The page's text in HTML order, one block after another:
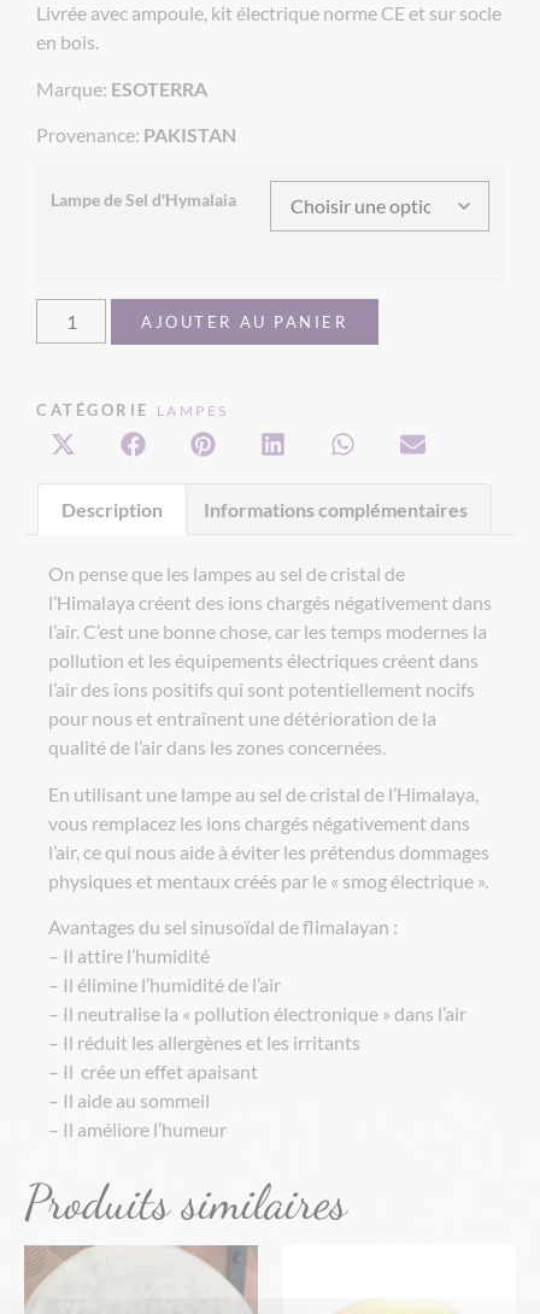
Livrée avec ampoule, kit électrique norme CE et sur socle
en bois.
Marque: ESOTERRA
Provenance: PAKISTAN
Lampe de Sel d'Hymalaia
AJOUTER AU PANIER
CATÉGORIE LAMPES
Description Informations complémentaires
On pense que les lampes au sel de cristal de
l’Himalaya créent des ions chargés négativement dans
l’air. C’est une bonne chose, car les temps modernes la
pollution et les équipements électriques créent dans
l’air des ions positifs qui sont potentiellement nocifs
pour nous et entraînent une détérioration de la
qualité de l’air dans les zones concernées.
En utilisant une lampe au sel de cristal de l’Himalaya,
vous remplacez les ions chargés négativement dans
l’air, ce qui nous aide à éviter les prétendus dommages
physiques et mentaux créés par le « smog électrique ».
Avantages du sel sinusoïdal de flimalayan :
– Il attire l’humidité
– Il élimine l’humidité de l’air
– Il neutralise la « pollution électronique » dans l’air
– Il réduit les allergènes et les irritants
– Il crée un effet apaisant
– Il aide au sommeil
– Il améliore l’humeur
Produits similaires